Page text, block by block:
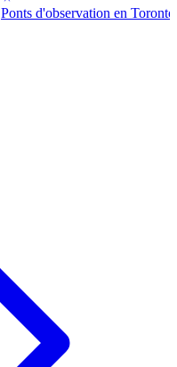
Ponts d'observation en Toronto